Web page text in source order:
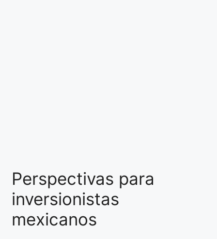
Perspectivas para
inversionistas
mexicanos